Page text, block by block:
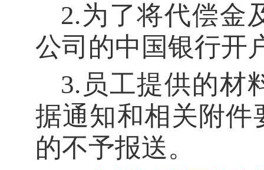
2.为了将代偿金
公司的中国银行开
3. 员工提供的材
据通知和相关附件
的不予报送。